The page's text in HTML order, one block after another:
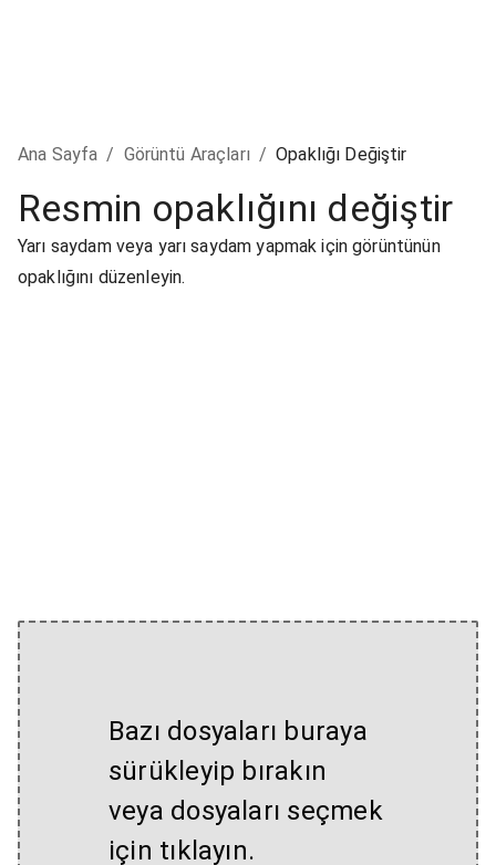
Ana Sayfa / Görüntü Araçları / Opaklığı Değiştir
Resmin opaklığını değiştir
Yarı saydam veya yarı saydam yapmak için görüntünün
opaklığını düzenleyin.
Bazı dosyaları buraya
sürükleyip bırakın
veya dosyaları seçmek
için tıklayın.